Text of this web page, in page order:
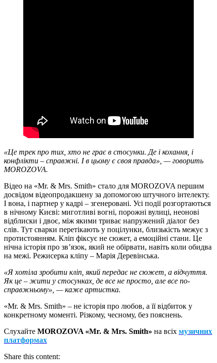
«Це трек про тих, хто не грає в стосунки. Де і кохання, і
конфлікти – справжні. І в цьому є своя правда», — говорить
MOROZOVA.
Відео на «Mr. & Mrs. Smith» стало для MOROZOVA першим
досвідом відеопродакшену за допомогою штучного інтелекту.
І вона, і партнер у кадрі – згенеровані. Усі події розгортаються
в нічному Києві: миготливі вогні, порожні вулиці, неонові
відблиски і двоє, між якими триває напружений діалог без
слів. Тут сварки перетікають у поцілунки, близькість межує з
протистоянням. Кліп фіксує не сюжет, а емоційні стани. Це
нічна історія про зв’язок, який не обірвати, навіть коли обидва
на межі. Режисерка кліпу – Марія Деревінська.
«Я хотіла зробити кліп, який передає не сюжет, а відчуття.
Як це – жити у стосунках, де все не просто, але все по-
справжньому», — каже артистка.
«Mr. & Mrs. Smith» – не історія про любов, а її відбиток у
конкретному моменті. Різкому, чесному, без пояснень.
Слухайте MOROZOVA «Mr. & Mrs. Smith» на всіх музичних
платформах
Share this content: